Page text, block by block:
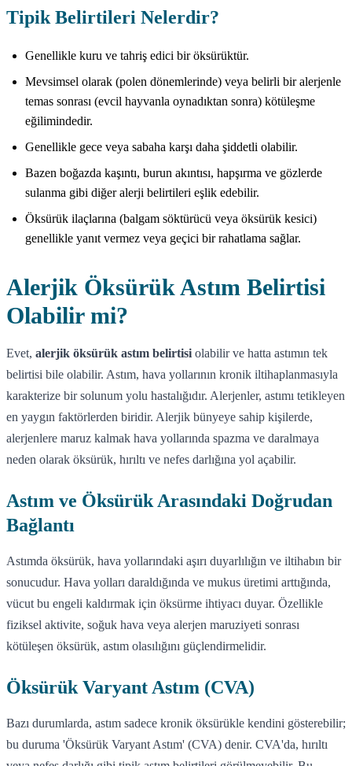
Tipik Belirtileri Nelerdir?
Genellikle kuru ve tahriş edici bir öksürüktür.
Mevsimsel olarak (polen dönemlerinde) veya belirli bir alerjenle
temas sonrası (evcil hayvanla oynadıktan sonra) kötüleşme
eğilimindedir.
Genellikle gece veya sabaha karşı daha şiddetli olabilir.
Bazen boğazda kaşıntı, burun akıntısı, hapşırma ve gözlerde
sulanma gibi diğer alerji belirtileri eşlik edebilir.
Öksürük ilaçlarına (balgam söktürücü veya öksürük kesici)
genellikle yanıt vermez veya geçici bir rahatlama sağlar.
Alerjik Öksürük Astım Belirtisi
Olabilir mi?
Evet, alerjik öksürük astım belirtisi olabilir ve hatta astımın tek
belirtisi bile olabilir. Astım, hava yollarının kronik iltihaplanmasıyla
karakterize bir solunum yolu hastalığıdır. Alerjenler, astımı tetikleyen
en yaygın faktörlerden biridir. Alerjik bünyeye sahip kişilerde,
alerjenlere maruz kalmak hava yollarında spazma ve daralmaya
neden olarak öksürük, hırıltı ve nefes darlığına yol açabilir.
Astım ve Öksürük Arasındaki Doğrudan
Bağlantı
Astımda öksürük, hava yollarındaki aşırı duyarlılığın ve iltihabın bir
sonucudur. Hava yolları daraldığında ve mukus üretimi arttığında,
vücut bu engeli kaldırmak için öksürme ihtiyacı duyar. Özellikle
fiziksel aktivite, soğuk hava veya alerjen maruziyeti sonrası
kötüleşen öksürük, astım olasılığını güçlendirmelidir.
Öksürük Varyant Astım (CVA)
Bazı durumlarda, astım sadece kronik öksürükle kendini gösterebilir;
bu duruma 'Öksürük Varyant Astım' (CVA) denir. CVA'da, hırıltı